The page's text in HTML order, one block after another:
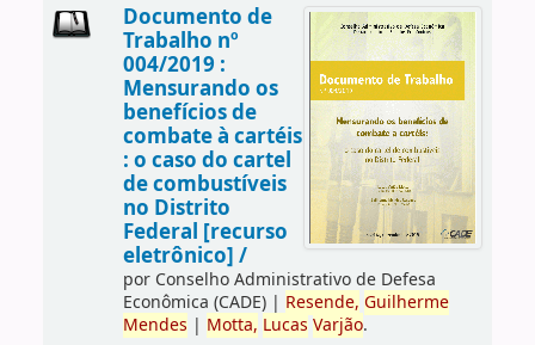
Documento de
Trabalho nº
004/2019 :
Mensurando os
benefícios de
combate à cartéis
: o caso do cartel
de combustíveis
no Distrito
Federal [recurso
eletrônico] /
por Conselho Administrativo de Defesa
Econômica (CADE)| Resende, Guilherme
Mendes | Motta, Lucas Varjão.